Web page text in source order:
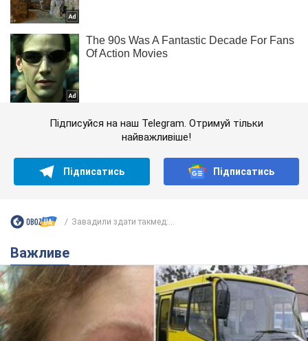
Підписуйся на наш Telegram. Отримуй тільки
найважливіше!
Підписатись Підписатись
Завадили здати такмед:...
Важливе